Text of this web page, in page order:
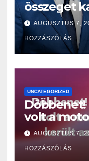
összeget
AUGUSZTUS 7,
HOZZÁSZÓLÁS
UNCATEGORIZED
Döbbenet!
volt a
került az
AUGUSZTUS 7,
HOZZÁSZÓLÁS